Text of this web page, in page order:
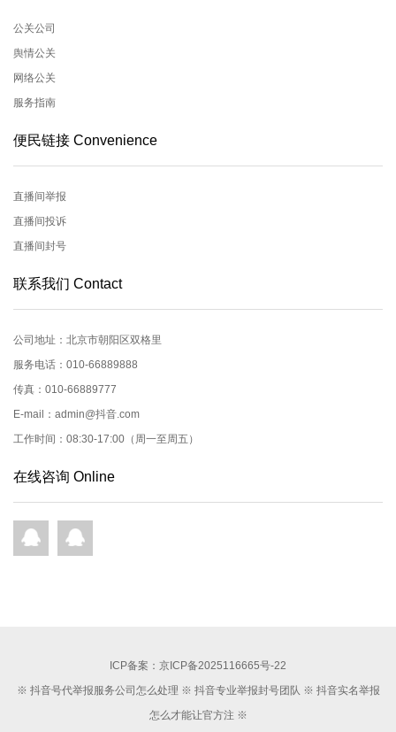
公关公司
舆情公关
网络公关
服务指南
便民链接 Convenience
直播间举报
直播间投诉
直播间封号
联系我们 Contact
公司地址：北京市朝阳区双格里
服务电话：010-66889888
传真：010-66889777
E-mail：admin@抖音.com
工作时间：08:30-17:00（周一至周五）
在线咨询 Online
ICP备案： 京ICP备2025116665号-22
※ 抖音号代举报服务公司怎么处理 ※ 抖音专业举报封号团队 ※ 抖音实名举报
怎么才能让官方注 ※